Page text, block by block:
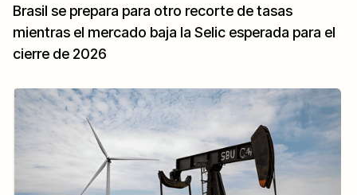
Brasil se prepara para otro recorte de tasas
mientras el mercado baja la Selic esperada para el
cierre de 2026